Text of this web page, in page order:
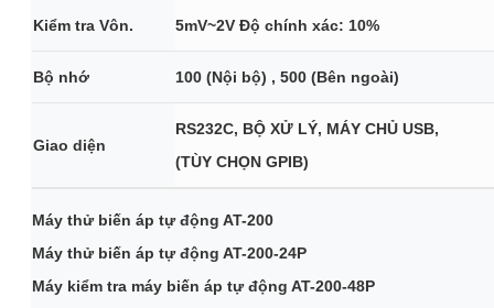
Kiểm tra Vôn. 5mV~2V Độ chính xác: 10%
Bộ nhớ 100 (Nội bộ) , 500 (Bên ngoài)
Giao diện
RS232C, BỘ XỬ LÝ, MÁY CHỦ USB,
(TÙY CHỌN GPIB)
Máy thử biến áp tự động AT-200
Máy thử biến áp tự động AT-200-24P
Máy kiểm tra máy biến áp tự động AT-200-48P